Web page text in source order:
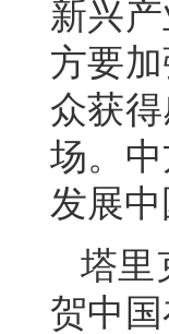
新兴
方要
众获
场。
发展
塔里
贺中